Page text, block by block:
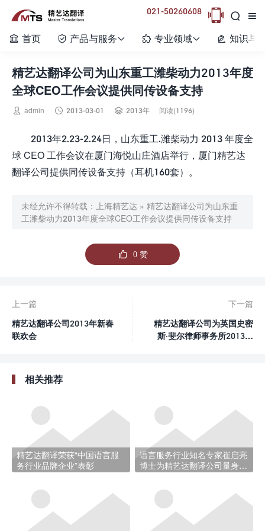


021-50260608 
 首页  产品与服务  专业领域  知识与
精艺达翻译公司为山东重工潍柴动力2013年度
全球CEO工作会议提供同传设备支持
 admin  2013-03-01  2013年 阅读(1196)
2013年2.23-2.24日，山东重工.潍柴动力 2013 年度全
球 CEO 工作会议在厦门海悦山庄酒店举行，厦门精艺达
翻译公司提供同传设备支持（耳机160套）。
未经允许不得转载： 上海精艺达 » 精艺达翻译公司为山东重
工潍柴动力2013年度全球CEO工作会议提供同传设备支持
 0赞
上一篇
精艺达翻译公司2013年新春
联欢会
下一篇
精艺达翻译公司为英国史密
斯·斐尔律师事务所2013年
相关推荐
精艺达翻译荣获“中国语言服
务行业品牌企业”表彰
语言服务行业知名专家崔启亮
博士为精艺达翻译公司量身定